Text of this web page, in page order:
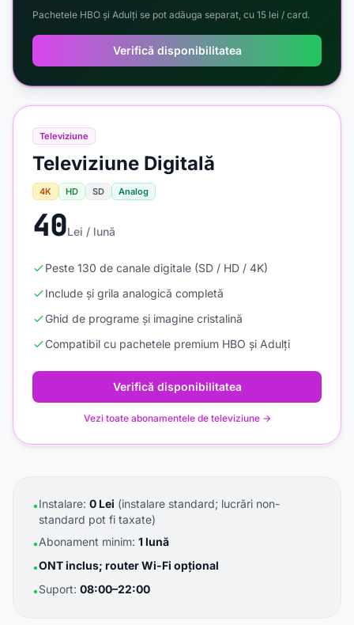
Televiziune
Televiziune Digitală
4K HD SD Analog
40Lei / lună
Peste 130 de canale digitale (SD / HD / 4K)
Include și grila analogică completă
Ghid de programe și imagine cristalină
Compatibil cu pachetele premium HBO și Adulți
Verifică disponibilitatea
Vezi toate abonamentele de televiziune →
Pachetele HBO și Adulți se pot adăuga separat, cu 15 lei / card.
Verifică disponibilitatea
•Instalare: 0 Lei (instalare standard; lucrări non-
standard pot fi taxate)
•Abonament minim: 1 lună
•ONT inclus; router Wi-Fi opțional
•Suport: 08:00–22:00